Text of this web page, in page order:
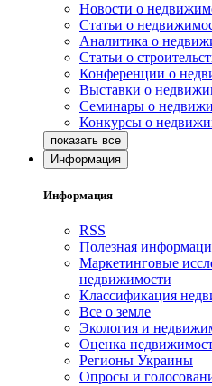
Новости о
Статьи о
Аналитика о
Статьи о
Конференции о
Выставки о
Семинары о
Конкурсы о
Информация
Информация
RSS
Полезная
Маркетинговые
недвижимости
Классификация
Все о земле
Экология и
Оценка
Регионы Украины
Опросы и